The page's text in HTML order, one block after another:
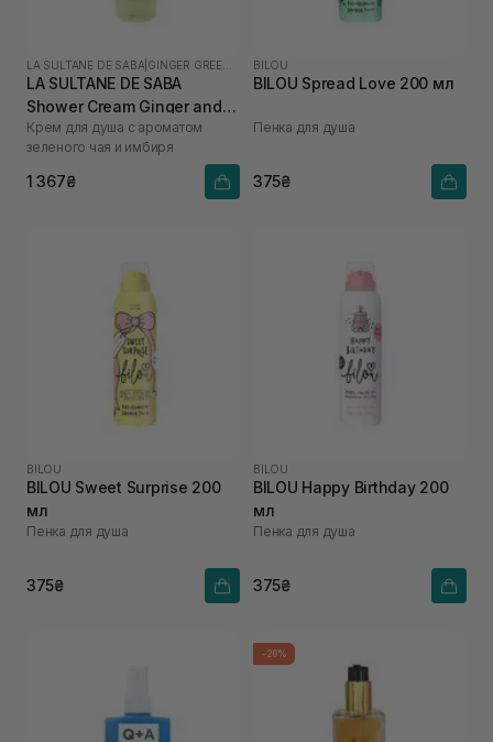
LA SULTANE DE SABA
LA SULTANE DE SABA
Shower Cream Ginger and
Green Tea 200 мл
Крем для душа с ароматом
зеленого чая и имбиря
1 367₴
BILOU
BILOU Spread Love 200 мл
Пенка для душа
375₴
BILOU
BILOU Sweet Surprise 200
мл
Пенка для душа
375₴
BILOU
BILOU Happy Birthday 200
мл
Пенка для душа
375₴
-20%